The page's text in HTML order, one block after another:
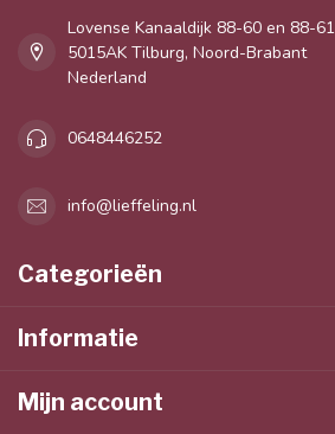
Lovense Kanaaldijk 88-60 en 88-61
5015AK Tilburg, Noord-Brabant
Nederland
0648446252
info@lieffeling.nl
Categorieën
Informatie
Mijn account